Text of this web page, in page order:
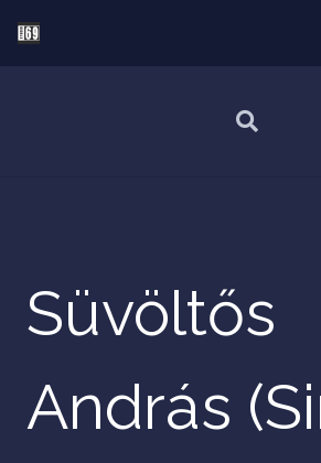
Süvöltős
András